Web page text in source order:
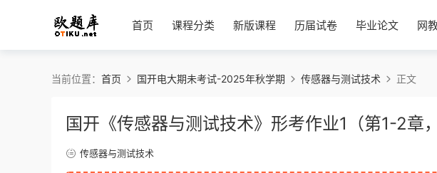
首页 课程分类 新版课程 历届试卷 毕业论文 网
当前位置： 首页 国开电大期未考试-2025年秋学期 传感器与测试技术 正文
国开《传感器与测试技术》形考作业1（第1-2章，
传感器与测试技术